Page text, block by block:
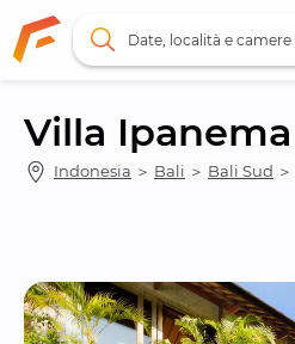
Villa Ipanema
Indonesia ＞ Bali ＞ Bali Sud ＞